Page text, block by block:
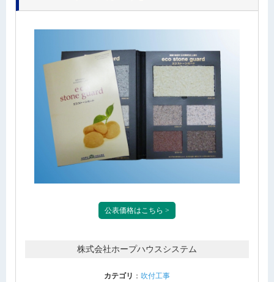
公表価格はこちら >
株式会社ホープハウスシステム
カテゴリ ： 吹付工事